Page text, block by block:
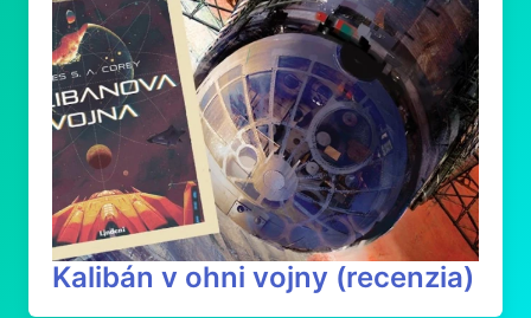
Kalibán v ohni vojny (recenzia)